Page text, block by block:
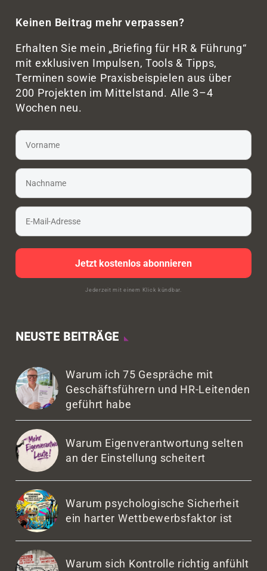
Keinen Beitrag mehr verpassen?
Erhalten Sie mein „Briefing für HR & Führung“
mit exklusiven Impulsen, Tools & Tipps,
Terminen sowie Praxisbeispielen aus über
200 Projekten im Mittelstand. Alle 3–4
Wochen neu.
Jetzt kostenlos abonnieren
Jederzeit mit einem Klick kündbar.
NEUSTE BEITRÄGE
Warum ich 75 Gespräche mit
Geschäftsführern und HR-Leitenden
geführt habe
Warum Eigenverantwortung selten
an der Einstellung scheitert
Warum psychologische Sicherheit
ein harter Wettbewerbsfaktor ist
Warum sich Kontrolle richtig anfühlt